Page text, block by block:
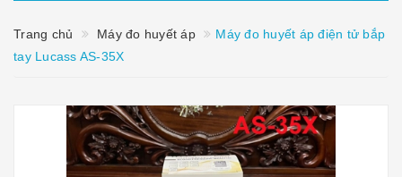
Trang chủ Máy đo huyết áp
Máy đo huyết áp điện tử bắp
tay Lucass AS-35X